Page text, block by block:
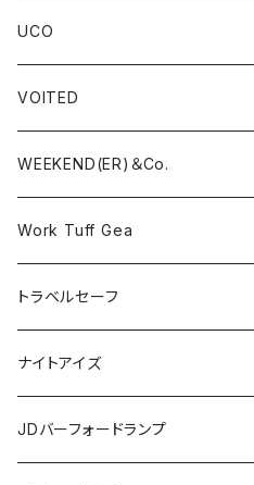
UCO
VOITED
WEEKEND(ER)＆Co.
Work Tuff Gea
トラベルセーフ
ナイトアイズ
JDバーフォードランプ